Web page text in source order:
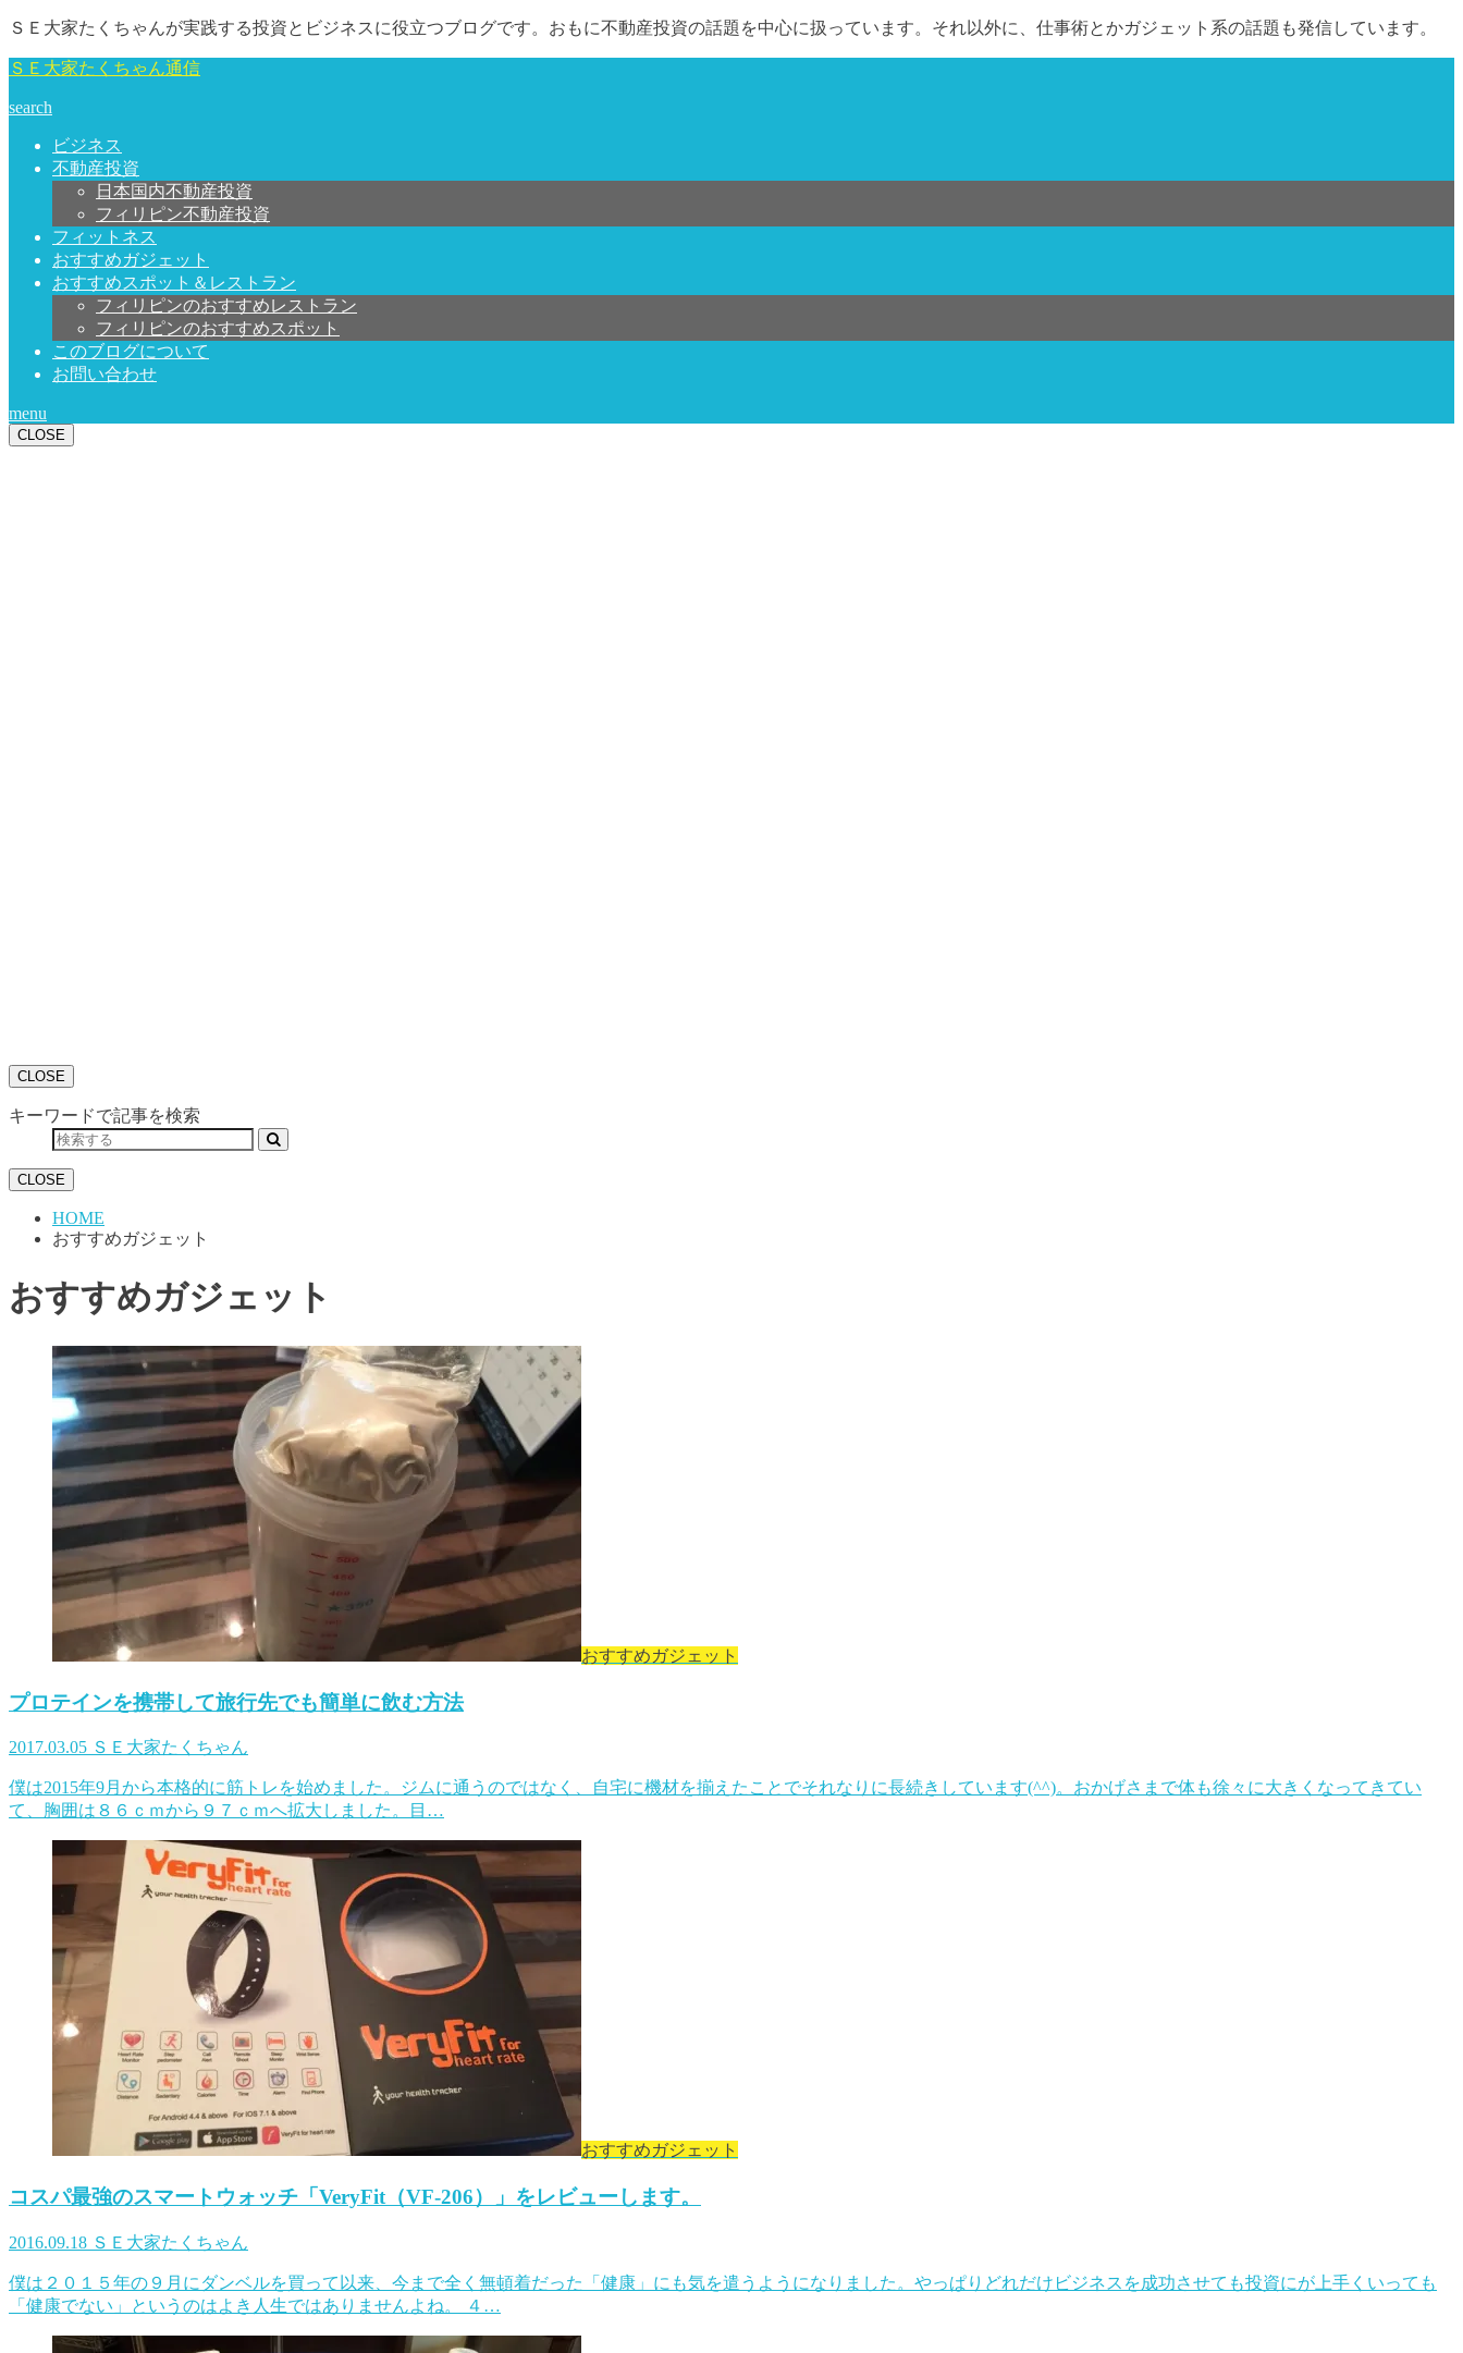
ＳＥ大家たくちゃんが実践する投資とビジネスに役立つブログです。おもに不動産投資の話題を中心に扱っています。それ以外に、仕事術とかガジェット系の話題も発信しています。
ＳＥ大家たくちゃん通信
search
ビジネス
不動産投資
日本国内不動産投資
フィリピン不動産投資
フィットネス
おすすめガジェット
おすすめスポット＆レストラン
フィリピンのおすすめレストラン
フィリピンのおすすめスポット
このブログについて
お問い合わせ
menu
CLOSE
CLOSE
キーワードで記事を検索
CLOSE
HOME
おすすめガジェット
おすすめガジェット
おすすめガジェット
プロテインを携帯して旅行先でも簡単に飲む方法
2017.03.05 ＳＥ大家たくちゃん
僕は2015年9月から本格的に筋トレを始めました。ジムに通うのではなく、自宅に機材を揃えたことでそれなりに長続きしています(^^)。おかげさまで体も徐々に大きくなってきてい
て、胸囲は８６ｃｍから９７ｃｍへ拡大しました。目…
おすすめガジェット
コスパ最強のスマートウォッチ「VeryFit（VF-206）」をレビューします。
2016.09.18 ＳＥ大家たくちゃん
僕は２０１５年の９月にダンベルを買って以来、今まで全く無頓着だった「健康」にも気を遣うようになりました。やっぱりどれだけビジネスを成功させても投資にが上手くいっても
「健康でない」というのはよき人生ではありませんよね。 ４…